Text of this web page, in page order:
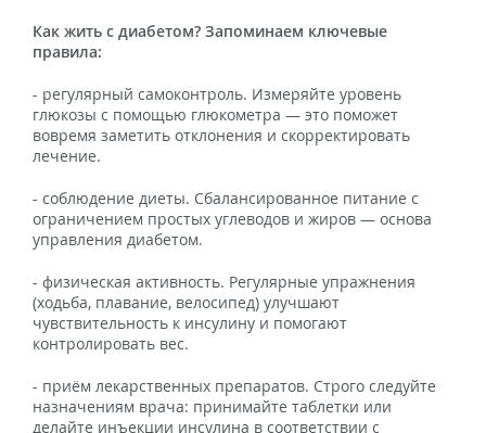
Как жить с диабетом? Запоминаем ключевые
правила:
- регулярный самоконтроль. Измеряйте уровень
глюкозы с помощью глюкометра — это поможет
вовремя заметить отклонения и скорректировать
лечение.
- соблюдение диеты. Сбалансированное питание с
ограничением простых углеводов и жиров — основа
управления диабетом.
- физическая активность. Регулярные упражнения
(ходьба, плавание, велосипед) улучшают
чувствительность к инсулину и помогают
контролировать вес.
- приём лекарственных препаратов. Строго следуйте
назначениям врача: принимайте таблетки или
делайте инъекции инсулина в соответствии с